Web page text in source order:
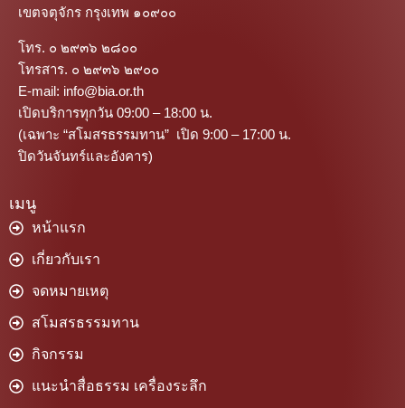
เขตจตุจักร กรุงเทพ ๑๐๙๐๐
โทร. ๐ ๒๙๓๖ ๒๘๐๐
โทรสาร. ๐ ๒๙๓๖ ๒๙๐๐
E-mail: info@bia.or.th
เปิดบริการทุกวัน 09:00 – 18:00 น.
(เฉพาะ “สโมสรธรรมทาน” เปิด 9:00 – 17:00 น.
ปิดวันจันทร์และอังคาร)
เมนู
หน้าแรก
เกี่ยวกับเรา
จดหมายเหตุ
สโมสรธรรมทาน
กิจกรรม
แนะนำสื่อธรรม เครื่องระลึก